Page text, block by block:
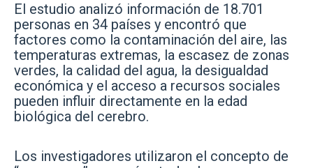
El estudio analizó información de 18.701
personas en 34 países y encontró que
factores como la contaminación del aire, las
temperaturas extremas, la escasez de zonas
verdes, la calidad del agua, la desigualdad
económica y el acceso a recursos sociales
pueden influir directamente en la edad
biológica del cerebro.
Los investigadores utilizaron el concepto de